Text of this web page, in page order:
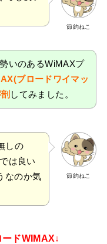
節約ねこ
いのあるWiMAXプ
ブロードワイマッ
してみました。
節約ねこ
しの
は良い
なのか気
ドWIMAX↓